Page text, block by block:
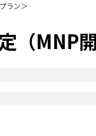
ラン＞
（MNP